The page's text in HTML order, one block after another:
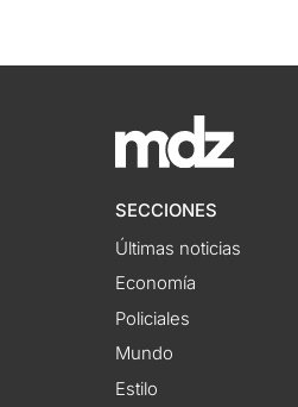
SECCIONES
Últimas noticias
Economía
Policiales
Mundo
Estilo